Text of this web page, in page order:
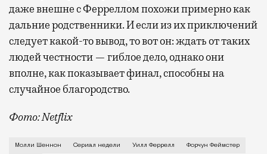
даже внешне с Ферреллом похожи примерно как
дальние родственники. И если из их приключений
следует какой-то вывод, то вот он: ждать от таких
людей честности — гиблое дело, однако они
вполне, как показывает финал, способны на
случайное благородство.
Фото: Netflix
Когда-то Лонни Хокинс (Уилл Феррелл) был
Молли Шеннон Сериал недели Уилл Феррелл Форчун Феймстер